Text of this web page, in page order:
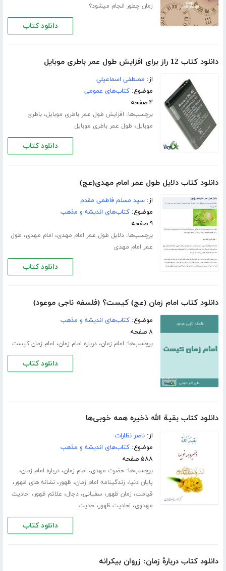
زمان چطور انجام میشود؟
دانلود کتاب
دانلود کتاب 12 راز برای افزایش طول عمر باطری موبایل
از: مصطفی اسماعیلی
موضوع:کتاب‌های عمومی
۴ صفحه
برچسب‌ها: افزایش طول عمر باطری موبایل،باطری
موبایل، طول عمر باطری موبایل
دانلود کتاب
دانلود کتاب دلایل طول عمر امام مهدی(عج)
از:سید مسلم فاطمی مقدم
موضوع:کتاب‌های اندیشه و مذهب
۹ صفحه
برچسب‌ها:دلایل طول عمر امام مهدی، امام مهدی، طول
عمر امام مهدی
دانلود کتاب
دانلود کتاب امام زمان (عج) کیست؟ (فلسفه ناجی موعود)
موضوع:کتاب‌های اندیشه و مذهب
۸ صفحه
برچسب‌ها: امام زمان،درباره امام زمان، امام زمان کیست
دانلود کتاب
دانلود کتاب بقیة الله ذخیره همه خوبی‌ها
از:ناصر نظارات
موضوع:کتاب‌های اندیشه و مذهب
۵۸۸ صفحه
برچسب‌ها:حضرت مهدی، امام زمان،درباره امام زمان،
پایان دنیا، زندگینامه امام زمان، ظهور،نشانه های ظهور،
قیامت، زمان ظهور، سفیانی،دجال، علائم ظهور، احادیث
مهدوی، احادیث ظهور،حدیث
دانلود کتاب
دانلود کتاب دربارۀ زمان: زروان بیکرانه